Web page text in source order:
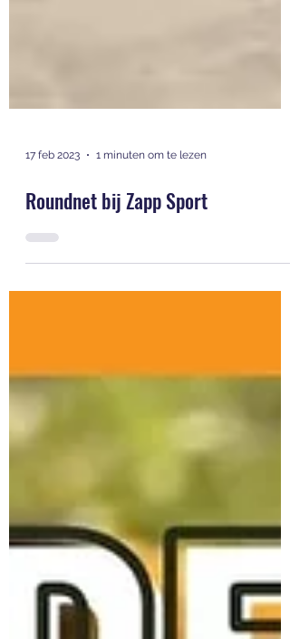
17 feb 2023 1 minuten om te lezen
Roundnet bij Zapp Sport